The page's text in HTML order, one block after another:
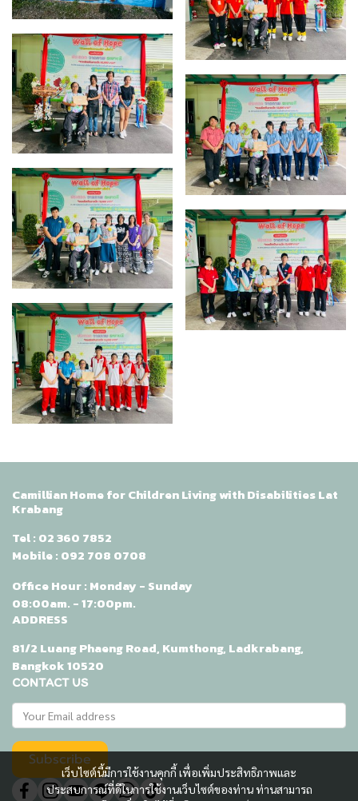
เว็บไซต์นี้มีการใช้งานคุกกี้ เพื่อเพิ่มประสิทธิภาพและ
ประสบการณ์ที่ดีในการใช้งานเว็บไซต์ของท่าน ท่านสามารถ
Camillian Home for Children Living with Disabilities Lat
Krabang
Tel : 02 360 7852
Mobile : 092 708 0708
Office Hour : Monday - Sunday
08:00am. - 17:00pm.
ADDRESS
81/2 Luang Phaeng Road, Kumthong, Ladkrabang,
Bangkok 10520
CONTACT US
Subscribe